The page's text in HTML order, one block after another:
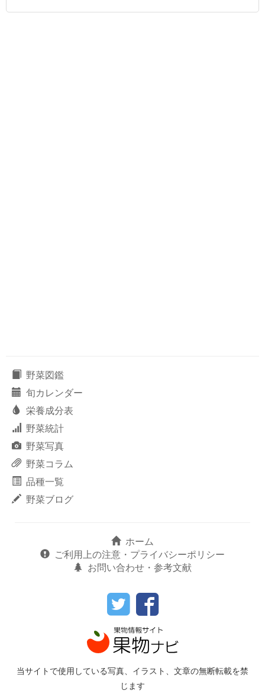
野菜図鑑
旬カレンダー
栄養成分表
野菜統計
野菜写真
野菜コラム
品種一覧
野菜ブログ
ホーム
ご利用上の注意・プライバシーポリシー
お問い合わせ・参考文献
当サイトで使用している写真、イラスト、文章の無断転載を禁
じます